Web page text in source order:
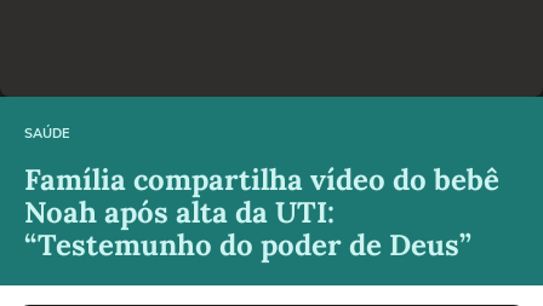
SAÚDE
Família compartilha vídeo do bebê
Noah após alta da UTI:
“Testemunho do poder de Deus”